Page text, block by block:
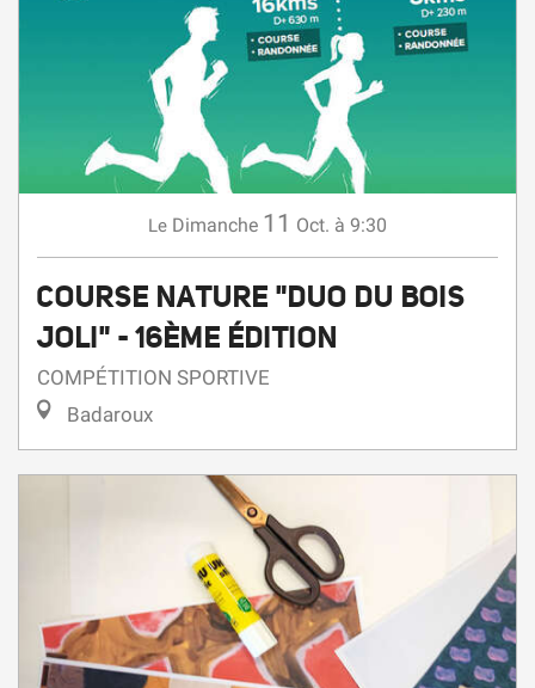
Le Dimanche 11 Oct. à 9:30
COURSE NATURE "DUO DU BOIS
JOLI" - 16ÈME ÉDITION
COMPÉTITION SPORTIVE
Badaroux